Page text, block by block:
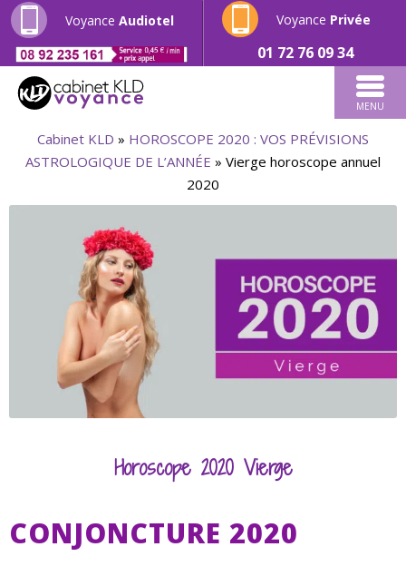
Voyance Audiotel Voyance Privée
01 72 76 09 34
MENU
Cabinet KLD » HOROSCOPE 2020 : VOS PRÉVISIONS
ASTROLOGIQUE DE L’ANNÉE » Vierge horoscope annuel
2020
Horoscope 2020 Vierge
CONJONCTURE 2020